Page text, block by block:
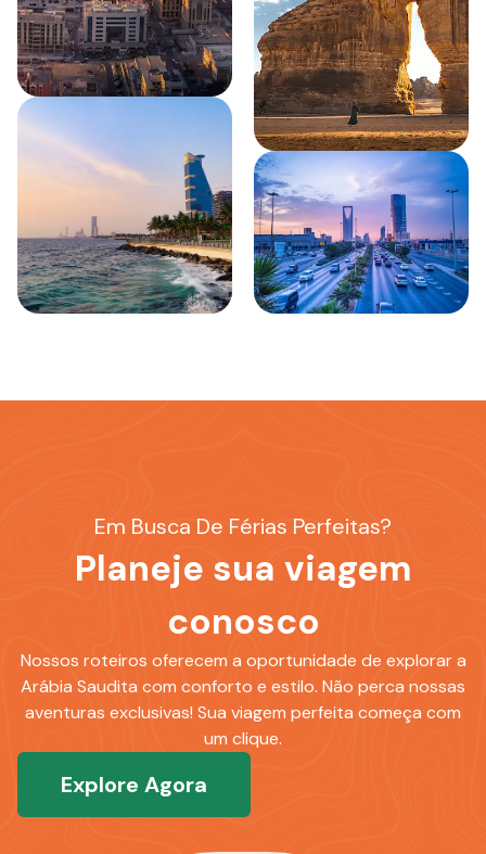
Em Busca De Férias Perfeitas?
Planeje sua viagem
conosco
Nossos roteiros oferecem a oportunidade de explorar a
Arábia Saudita com conforto e estilo. Não perca nossas
aventuras exclusivas! Sua viagem perfeita começa com
um clique.
Explore Agora